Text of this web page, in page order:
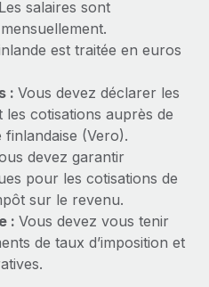
Les salaires sont
est traitée en euros
: Vous devez déclarer les
les cotisations auprès de
finlandaise (Vero).
devez garantir
pour les cotisations de
sur le revenu.
: Vous devez vous tenir
de taux d’imposition et